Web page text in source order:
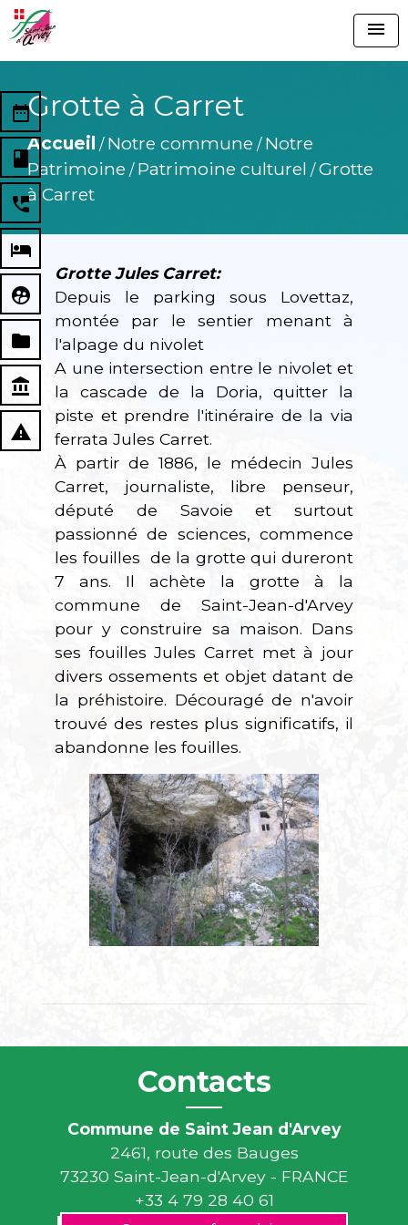
menu
Grotte à Carret
Accueil / Notre commune / Notre
Patrimoine / Patrimoine culturel /Grotte
à Carret
date_range
book
perm_phone_msg
local_hotel
supervised_user_circle
folder
account_balance
report_problem
Grotte Jules Carret:
Depuis le parking sous Lovettaz,
montée par le sentier menant à
l'alpage du nivolet
A une intersection entre le nivolet et
la cascade de la Doria, quitter la
piste et prendre l'itinéraire de la via
ferrata Jules Carret.
À partir de 1886, le médecin Jules
Carret, journaliste, libre penseur,
député de Savoie et surtout
passionné de sciences, commence
les fouilles de la grotte qui dureront
7 ans. Il achète la grotte à la
commune de Saint-Jean-d'Arvey
pour y construire sa maison. Dans
ses fouilles Jules Carret met à jour
divers ossements et objet datant de
la préhistoire. Découragé de n'avoir
trouvé des restes plus significatifs, il
abandonne les fouilles.
Contacts
Commune de Saint Jean d'Arvey
2461, route des Bauges
73230 Saint-Jean-d'Arvey - FRANCE
+33 4 79 28 40 61